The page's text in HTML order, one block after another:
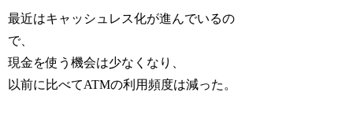
最近はキャッシュレス化が進んでいるの
で、
現金を使う機会は少なくなり、
以前に比べてATMの利用頻度は減った。